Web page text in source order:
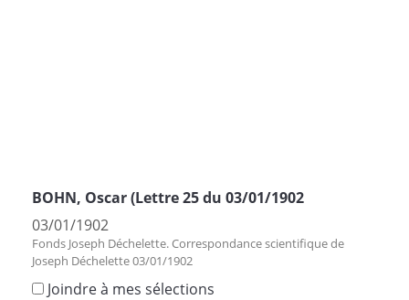
BOHN, Oscar (Lettre 25 du 03/01/1902
03/01/1902
Fonds Joseph Déchelette. Correspondance scientifique de
Joseph Déchelette 03/01/1902
Joindre à mes sélections